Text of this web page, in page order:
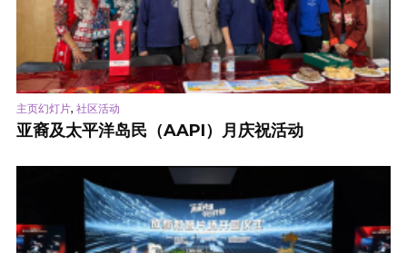
主页幻灯片, 社区活动
亚裔及太平洋岛民（AAPI）月庆祝活动